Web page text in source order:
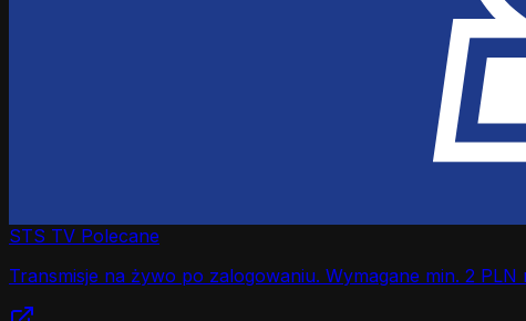
STS TV Polecane
Transmisje na żywo po zalogowaniu. Wymagane min. 2 PLN